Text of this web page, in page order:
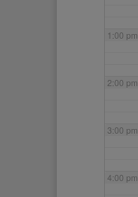
1:00 pm
2:00 pm
3:00 pm
4:00 pm